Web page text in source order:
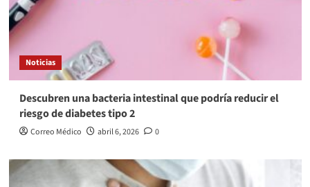
Noticias
Descubren una bacteria intestinal que podría reducir el
riesgo de diabetes tipo 2
Correo Médico abril 6, 2026 0